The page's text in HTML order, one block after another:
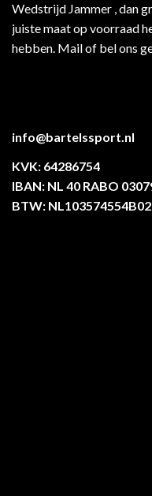
Wedstrijd Jammer , dan
juiste maat op voorraad
hebben. Mail of bel ons
info@bartelssport.nl
KVK: 64286754
IBAN: NL 40 RABO
BTW: NL103574554B02